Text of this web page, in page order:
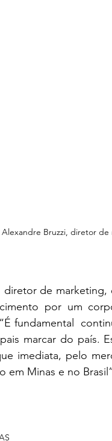
Alexandre Bruzzi, diretor
diretor de
por um
fundamental
marcar do país.
imediata, pelo
em Minas e no